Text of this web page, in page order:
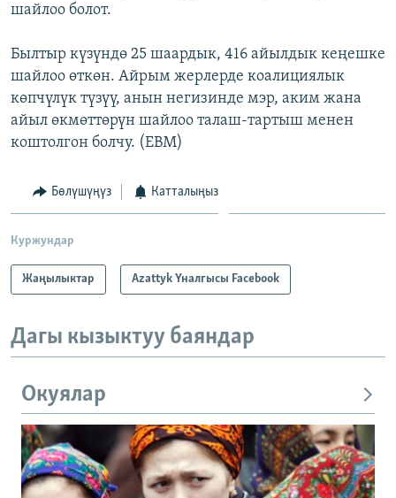
шайлоо болот.
Былтыр күзүндө 25 шаардык, 416 айылдык кеңешке
шайлоо өткөн. Айрым жерлерде коалициялык
көпчүлүк түзүү, анын негизинде мэр, аким жана
айыл өкмөттөрүн шайлоо талаш-тартыш менен
коштолгон болчу. (EBM)
Бөлүшүңүз Катталыңыз
Куржундар
Жаңылыктар Azattyk Үналгысы Facebook
Дагы кызыктуу баяндар
Окуялар